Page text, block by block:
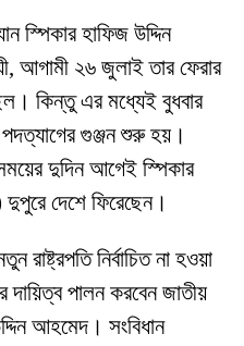
স্পিকার হাফিজ উদ্দিন
আগামী ২৬ জুলাই তার ফেরার
কিন্তু এর মধ্যেই বুধবার
পদত্যাগের গুঞ্জন শুরু হয়।
সময়ের দুদিন আগেই স্পিকার
দেশে ফিরেছেন।
রাষ্ট্রপতি নির্বাচিত না হওয়া
দায়িত্ব পালন করবেন জাতীয়
আহমেদ। সংবিধান